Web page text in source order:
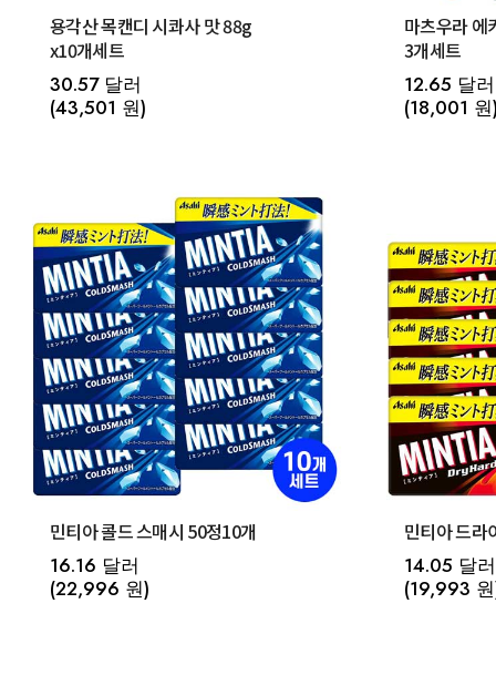
용각산 목캔디 시콰사 맛 88g
x10개세트
30.57 달러
(43,501 원)
마츠우라 에키나케어 목캔디 52g
3개세트
12.65 달러
(18,001
민티아 콜드 스매시 50정10개
16.16 달러
(22,996 원)
민티아 드라
14.05 달러
(19,993